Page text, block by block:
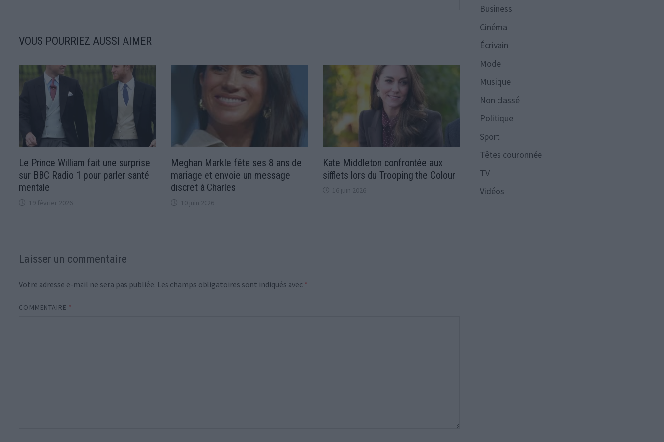
VOUS POURRIEZ AUSSI AIMER
Le Prince William fait une surprise
sur BBC Radio 1 pour parler santé
mentale
19 février 2026
Meghan Markle fête ses 8 ans de
mariage et envoie un message
discret à Charles
10 juin 2026
Kate Middleton confrontée aux
sifflets lors du Trooping the Colour
16 juin 2026
Laisser un commentaire
Votre adresse e-mail ne sera pas publiée. Les champs obligatoires sont indiqués avec *
COMMENTAIRE *
Business
Cinéma
Écrivain
Mode
Musique
Non classé
Politique
Sport
Têtes couronnée
TV
Vidéos